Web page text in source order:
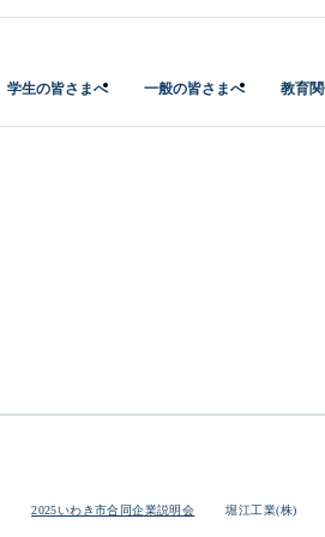
学生の皆さまへ 一般の皆さまへ 教育
2025いわき市合同企業説明会 堀江工業(株)